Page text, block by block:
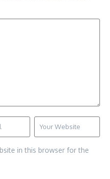
in this browser for the